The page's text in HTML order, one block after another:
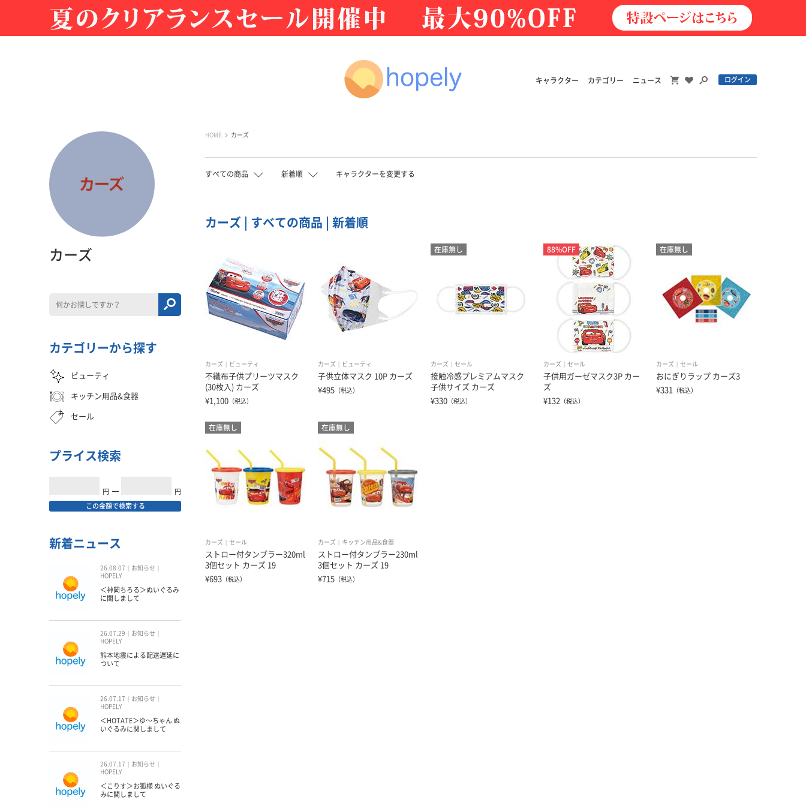
キャラクター カテゴリー ニュース ログイン
HOME カーズ
すべての商品 新着順 キャラクターを変更する
カーズ | すべての商品 | 新着順
カーズ ビューティ
不織布子供プリーツマスク
(30枚入) カーズ
¥1,100 （税込）
カーズ ビューティ
子供立体マスク 10P カーズ
¥495 （税込）
在庫無し
カーズ セール
接触冷感プレミアムマスク
子供サイズ カーズ
¥330 （税込）
88%OFF
カーズ セール
子供用ガーゼマスク3P カー
ズ
¥132 （税込）
在庫無し
カーズ セール
おにぎりラップ カーズ3
¥331
（税込）
在庫無し
カーズ セール
ストロー付タンブラー320ml
3個セット カーズ 19
¥693 （税込）
在庫無し
カーズ キッチン用品&食器
ストロー付タンブラー230ml
3個セット カーズ 19
¥715 （税込）
カーズ
カテゴリーから探す
ビューティ
キッチン用品&食器
セール
プライス検索
円 ━ 円
この金額で検索する
新着ニュース
26.08.07
お知らせ
HOPELY
＜神岡ちろる＞ぬいぐるみ
に関しまして
26.07.29
お知らせ
HOPELY
熊本地震による配送遅延に
ついて
26.07.17
お知らせ
HOPELY
＜HOTATE＞ゆ〜ちゃん ぬ
いぐるみに関しまして
26.07.17
お知らせ
HOPELY
＜こりす＞お狐様 ぬいぐる
みに関しまして